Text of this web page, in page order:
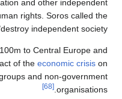
and other independent
rights. Soros called the
independent society".
to Central Europe and
of the economic crisis on
and non-government
organisations.
[68]